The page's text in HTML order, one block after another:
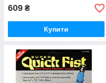
609 ₴
Купити